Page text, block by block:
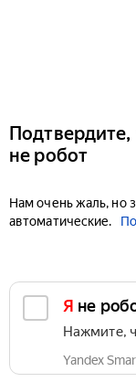
Подтвердите,
не робот
Нам очень жаль, но
автоматические.
Я не
Нажмите,
Yandex